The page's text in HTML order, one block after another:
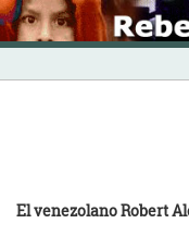
Skip
to
content
INICIO
El venezolano Robert